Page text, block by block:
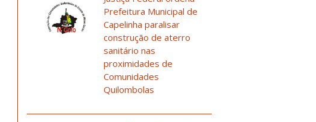
Prefeitura Municipal de
Capelinha paralisar
construção de aterro
sanitário nas
proximidades de
Comunidades
Quilombolas